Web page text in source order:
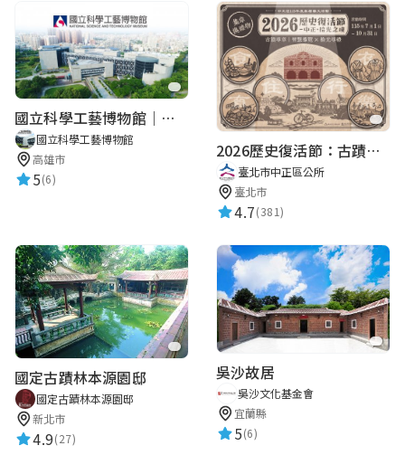
國立科學工藝博物館｜華語智慧導覽
國立科學工藝博物館
高雄市
5(6)
2026歷史復活節：古蹟尋章 | 智慧導覽 × 拾光尋禮
臺北市中正區公所
臺北市
4.7(381)
國定古蹟林本源園邸
國定古蹟林本源園邸
新北市
4.9(27)
吳沙故居
吳沙文化基金會
宜蘭縣
5(6)